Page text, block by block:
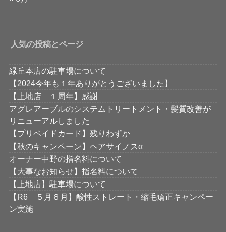
人気の投稿とページ
緑丘本店の駐車場について
【2024今年も１年ありがとうございました】
【上地店 １周年】感謝
アグレアーブルのシステムトリートメント・髪質改善が
リニューアルしました
【プリペイドカード】残りわずか
【秋のキャンペーン】ヘアサイノスα
オーナー中野の指名料について
【大事なお知らせ】指名料について
【上地店】駐車場について
【R6 ５月６月】酸性ストレート・縮毛矯正キャンペー
ン実施